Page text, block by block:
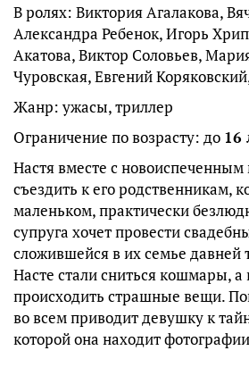
В ролях: Виктория Агалакова,
Александра Ребенок, Игорь
Акатова, Виктор Соловьев,
Чуровская, Евгений
Жанр: ужасы, триллер
Ограничение по возрасту: до 16
Настя вместе с
съездить к его родственникам,
маленьком, практически
супруга хочет провести
сложившейся в их семье давней
Насте стали сниться кошмары, а
происходить страшные вещи.
во всем приводит девушку к
которой она находит